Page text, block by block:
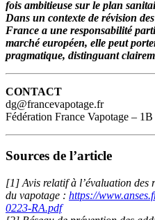
fois ambitieuse sur le plan
Dans un contexte de révision
France a une responsabilité
marché européen, elle peut
pragmatique, distinguant
CONTACT
dg@francevapotage.fr
Fédération France Vapotage –
Sources de l’article
[1] Avis relatif à l’évaluation des
du vapotage : https://
0223-RA.pdf